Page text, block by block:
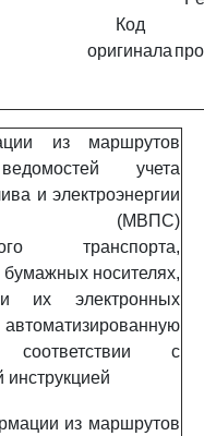
Код
оригинала
из маршрутов
учета
и электроэнергии
(МВПС)
транспорта,
носителях,
их электронных
с
инструкцией
из маршрутов